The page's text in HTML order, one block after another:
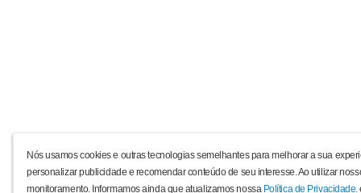
Nós usamos cookies e outras tecnologias semelhantes para melhorar a sua
personalizar publicidade e recomendar conteúdo de seu interesse. Ao utilizar
monitoramento. Informamos ainda que atualizamos nossa Política de Privacidade.